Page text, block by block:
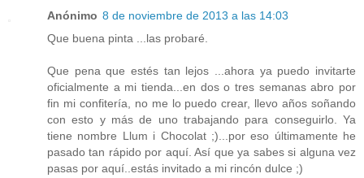
Anónimo 8 de noviembre de 2013 a las 14:03
Que buena pinta ...las probaré.
Que pena que estés tan lejos ...ahora ya puedo invitarte
oficialmente a mi tienda...en dos o tres semanas abro por
fin mi confitería, no me lo puedo crear, llevo años soñando
con esto y más de uno trabajando para conseguirlo. Ya
tiene nombre Llum i Chocolat ;)...por eso últimamente he
pasado tan rápido por aquí. Así que ya sabes si alguna vez
pasas por aquí..estás invitado a mi rincón dulce ;)